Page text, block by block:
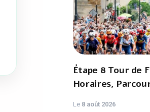
Étape 8 Tour de
Horaires,
Le 8 août 2026